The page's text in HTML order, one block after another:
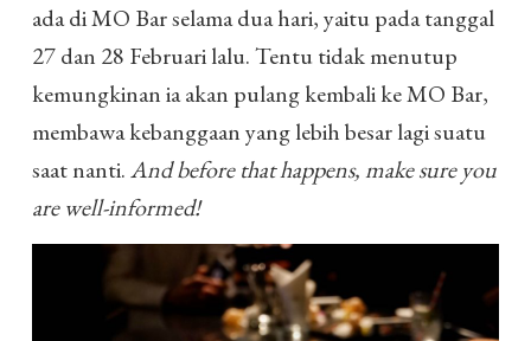
ada di MO Bar selama dua hari, yaitu pada tanggal
27 dan 28 Februari lalu. Tentu tidak menutup
kemungkinan ia akan pulang kembali ke MO Bar,
membawa kebanggaan yang lebih besar lagi suatu
saat nanti.And before that happens, make sure you
are well-informed!